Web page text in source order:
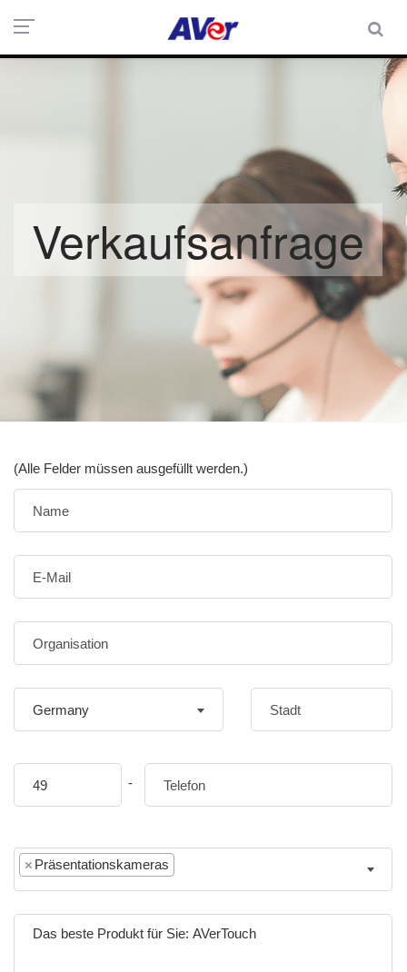
Verkaufsanfrage
(Alle Felder müssen ausgefüllt werden.)
Germany
-
× Präsentationskameras